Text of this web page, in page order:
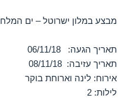
מבצע במלון ישרוטל – ים המלח
תאריך הגעה: 06/11/18
תאריך עזיבה: 08/11/18
אירוח: לינה וארוחת בוקר
לילות: 2